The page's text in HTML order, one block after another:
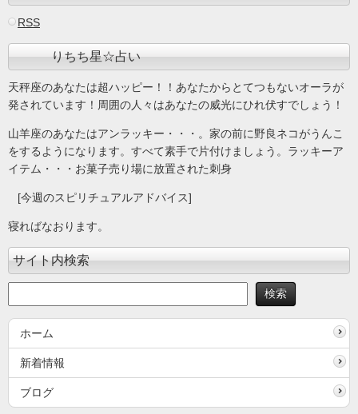
RSS
りちち星☆占い
天秤座のあなたは超ハッピー！！あなたからとてつもないオーラが
発されています！周囲の人々はあなたの威光にひれ伏すでしょう！
山羊座のあなたはアンラッキー・・・。家の前に野良ネコがうんこ
をするようになります。すべて素手で片付けましょう。ラッキーア
イテム・・・お菓子売り場に放置された刺身
[今週のスピリチュアルアドバイス]
寝ればなおります。
サイト内検索
ホーム
新着情報
ブログ